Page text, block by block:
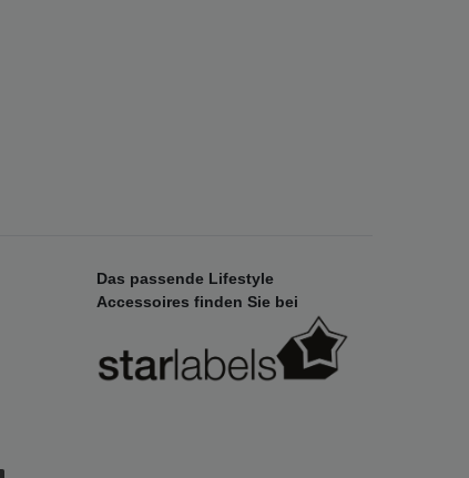
Das passende Lifestyle
Accessoires finden Sie bei